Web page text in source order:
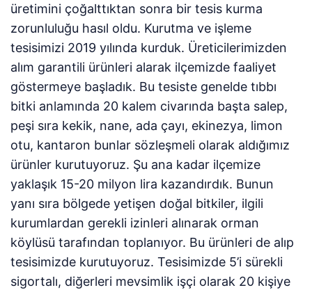
üretimini çoğalttıktan sonra bir tesis kurma
zorunluluğu hasıl oldu. Kurutma ve işleme
tesisimizi 2019 yılında kurduk. Üreticilerimizden
alım garantili ürünleri alarak ilçemizde faaliyet
göstermeye başladık. Bu tesiste genelde tıbbı
bitki anlamında 20 kalem civarında başta salep,
peşi sıra kekik, nane, ada çayı, ekinezya, limon
otu, kantaron bunlar sözleşmeli olarak aldığımız
ürünler kurutuyoruz. Şu ana kadar ilçemize
yaklaşık 15-20 milyon lira kazandırdık. Bunun
yanı sıra bölgede yetişen doğal bitkiler, ilgili
kurumlardan gerekli izinleri alınarak orman
köylüsü tarafından toplanıyor. Bu ürünleri de alıp
tesisimizde kurutuyoruz. Tesisimizde 5’i sürekli
sigortalı, diğerleri mevsimlik işçi olarak 20 kişiye